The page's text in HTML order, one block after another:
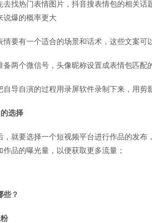
去找热门表情图片，抖音搜表情包的相关
说爆的概率更大
情要有一个适合的场景和话术，这些文案可
备两个微信号，头像昵称设置成表情包匹
自导自演的过程用录屏软件录制下来，用剪
选择
，就要选择一个短视频平台进行作品的发
作品的曝光量，以便获取更多流量；
些？